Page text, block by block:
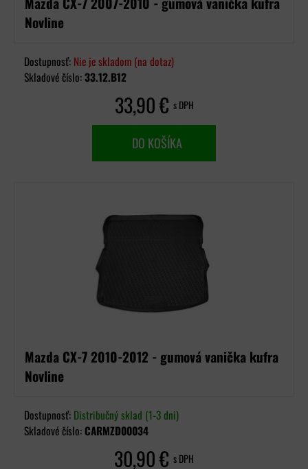
Novline
Dostupnosť: Nie je skladom (na dotaz)
Skladové číslo:33.12.B12
33,90 € s DPH
DO KOŠÍKA
Mazda CX-7 2010-2012 - gumová vanička kufra
Novline
Dostupnosť: Distribučný sklad (1-3 dni)
Skladové číslo: CARMZD00034
30,90 € s DPH